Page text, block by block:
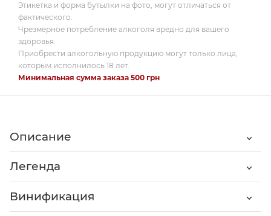
Этикетка и форма бутылки на фото, могут отличаться от
фактического.
Чрезмерное потребление алкоголя вредно для вашего
здоровья.
Приобрести алкогольную продукцию могут только лица,
которым исполнилось 18 лет.
Минимальная сумма заказа 500 грн
Описание
Легенда
Винификация